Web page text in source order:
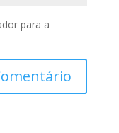
para a